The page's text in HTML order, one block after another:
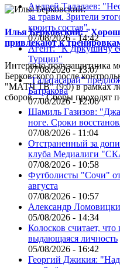
Илья Берковский:
привлекают к
Интервью полузащитника
Берковского после
"МАТЧ ТВ" (9:0) в рамках
сборов.— Сборы проходят
Андрей Талалаев:
за травм. Зрители
кроить состав"
07/08/2026 - 14:42
Агент: "К Дркушичу
Турции"
07/08/2026 - 13:07
"Галатасарай"
Батракова
07/08/2026 - 12:06
Шамиль Газизов:
ноге. Сроки
07/08/2026 - 11:04
Отстраненный за
клуба Медиалиги
07/08/2026 - 10:58
Футболисты "Сочи"
августа
07/08/2026 - 10:57
Александр
05/08/2026 - 14:34
Колосков считает,
выдающаяся личность
05/08/2026 - 16:42
Георгий Джикия: